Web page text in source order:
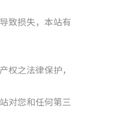
致损失，本站有
之法律保护，
对您和任何第三